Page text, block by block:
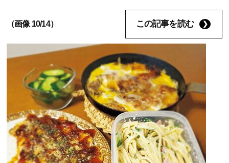
（画像 10/14） この記事を読む